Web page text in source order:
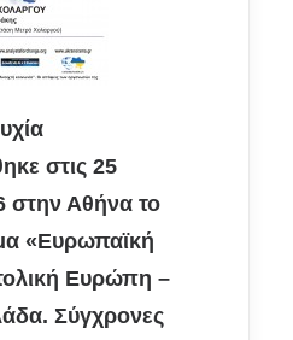
στις 25
στην Αθήνα το
«Ευρωπαϊκή
Ευρώπη –
Σύγχρονες